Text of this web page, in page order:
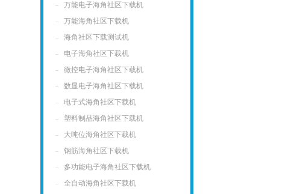
万能电子海角社区下载机
万能海角社区下载机
海角社区下载测试机
电子海角社区下载机
微控电子海角社区下载机
数显电子海角社区下载机
电子式海角社区下载机
塑料制品海角社区下载机
大吨位海角社区下载机
钢筋海角社区下载机
多功能电子海角社区下载机
全自动海角社区下载机